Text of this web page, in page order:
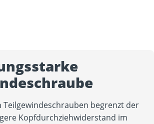
Teilgewindeschrauben begrenzt der
Kopfdurchziehwiderstand im